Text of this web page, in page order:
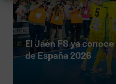
El Jaén FS ya
de España 2026